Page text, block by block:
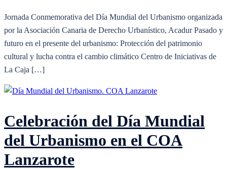
Jornada Conmemorativa del Día Mundial del Urbanismo organizada
por la Asociación Canaria de Derecho Urbanístico, Acadur Pasado y
futuro en el presente del urbanismo: Protección del patrimonio
cultural y lucha contra el cambio climático Centro de Iniciativas de
La Caja […]
Celebración del Día Mundial
del Urbanismo en el COA
Lanzarote